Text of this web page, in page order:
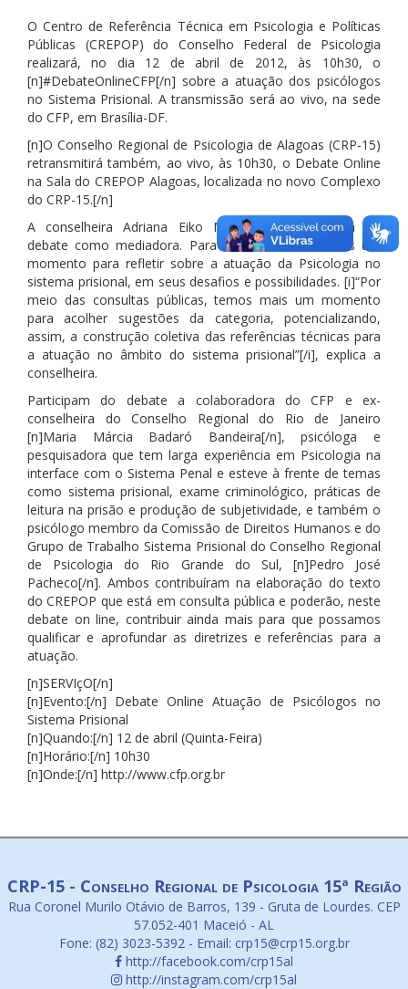
O Centro de Referência Técnica em Psicologia e Políticas
Públicas (CREPOP) do Conselho Federal de Psicologia
realizará, no dia 12 de abril de 2012, às 10h30, o
[n]#DebateOnlineCFP[/n] sobre a atuação dos psicólogos
no Sistema Prisional. A transmissão será ao vivo, na sede
do CFP, em Brasília-DF.
[n]O Conselho Regional de Psicologia de Alagoas (CRP-15)
retransmitirá também, ao vivo, às 10h30, o Debate Online
na Sala do CREPOP Alagoas, localizada no novo Complexo
do CRP-15.[/n]
A conselheira Adriana Eiko Matsumoto participará do
debate como mediadora. Para ela, o evento é mais um
momento para refletir sobre a atuação da Psicologia no
sistema prisional, em seus desafios e possibilidades. [i]“Por
meio das consultas públicas, temos mais um momento
para acolher sugestões da categoria, potencializando,
assim, a construção coletiva das referências técnicas para
a atuação no âmbito do sistema prisional”[/i], explica a
conselheira.
Participam do debate a colaboradora do CFP e ex-
conselheira do Conselho Regional do Rio de Janeiro
[n]Maria Márcia Badaró Bandeira[/n], psicóloga e
pesquisadora que tem larga experiência em Psicologia na
interface com o Sistema Penal e esteve à frente de temas
como sistema prisional, exame criminológico, práticas de
leitura na prisão e produção de subjetividade, e também o
psicólogo membro da Comissão de Direitos Humanos e do
Grupo de Trabalho Sistema Prisional do Conselho Regional
de Psicologia do Rio Grande do Sul, [n]Pedro José
Pacheco[/n]. Ambos contribuíram na elaboração do texto
do CREPOP que está em consulta pública e poderão, neste
debate on line, contribuir ainda mais para que possamos
qualificar e aprofundar as diretrizes e referências para a
atuação.
[n]SERVIçO[/n]
[n]Evento:[/n] Debate Online Atuação de Psicólogos no
Sistema Prisional
[n]Quando:[/n] 12 de abril (Quinta-Feira)
[n]Horário:[/n] 10h30
[n]Onde:[/n] http://www.cfp.org.br
CRP-15 - Conselho Regional de Psicologia 15ª Região
Rua Coronel Murilo Otávio de Barros, 139 - Gruta de Lourdes. CEP
57.052-401 Maceió - AL
Fone: (82) 3023-5392 - Email: crp15@crp15.org.br
http://facebook.com/crp15al
http://instagram.com/crp15al